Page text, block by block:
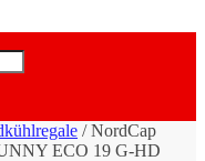
/NordCap
ECO 19 G-HD